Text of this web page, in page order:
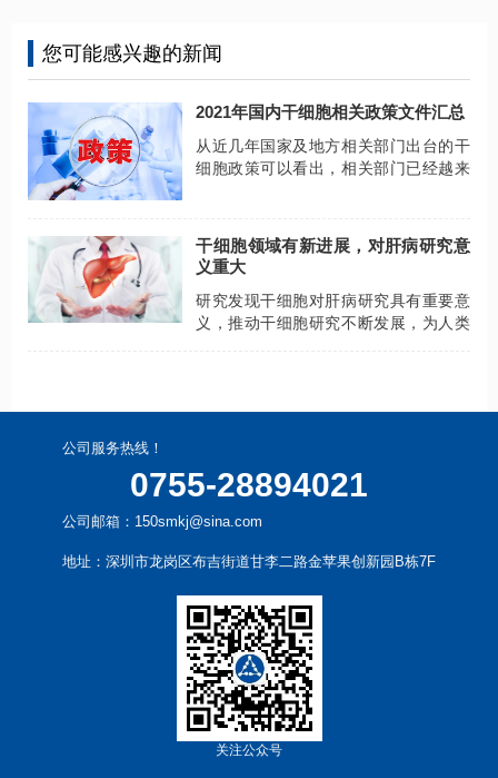
您可能感兴趣的新闻
2021年国内干细胞相关政策文件汇总
从近几年国家及地方相关部门出台的干
细胞政策可以看出，相关部门已经越来
会稳步向前！
干细胞领域有新进展，对肝病研究意
义重大
研究发现干细胞对肝病研究具有重要意
义，推动干细胞研究不断发展，为人类
公司服务热线！
0755-28894021
公司邮箱：150smkj@sina.com
地址：深圳市龙岗区布吉街道甘李二路金苹果创新园B栋7F
关注公众号